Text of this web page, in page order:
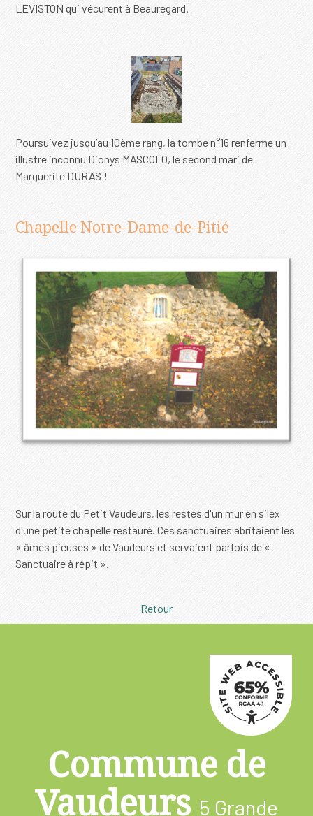
LEVISTON qui vécurent à Beauregard.
Poursuivez jusqu’au 10ème rang, la tombe n°16 renferme un
illustre inconnu Dionys MASCOLO, le second mari de
Marguerite DURAS !
Chapelle Notre-Dame-de-Pitié
Sur la route du Petit Vaudeurs, les restes d'un mur en silex
d'une petite chapelle restauré. Ces sanctuaires abritaient les
« âmes pieuses » de Vaudeurs et servaient parfois de «
Sanctuaire à répit ».
Retour
Commune de
5 Grande